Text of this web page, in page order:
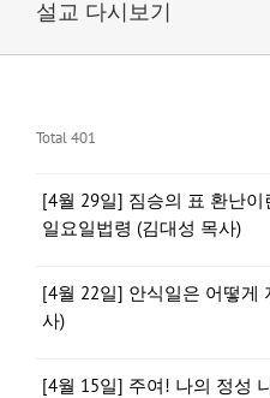
설교 다시보기
Total 401
[4월 29일] 짐승의 표 환난
일요일법령 (김대성 목사)
[4월 22일] 안식일은 어떻게
사)
[4월 15일] 주여! 나의 정성